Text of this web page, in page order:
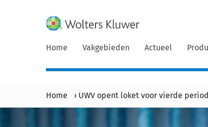
Home Vakgebieden Actueel
Home › UWV opent loket voor vierde